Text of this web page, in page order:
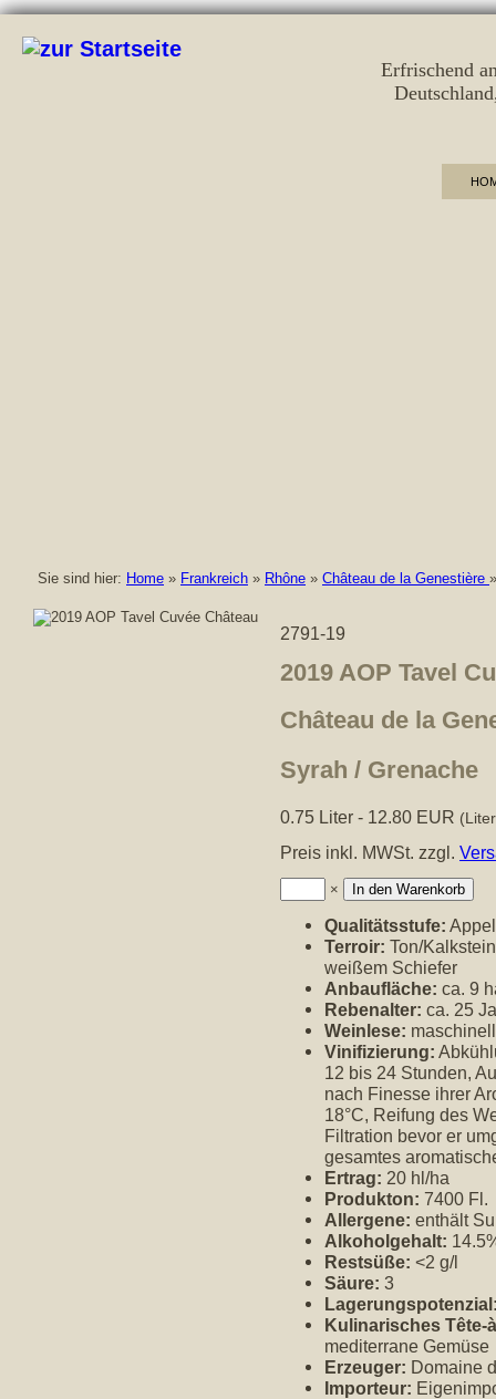
Erfrischend
Deutschland
Sie sind hier: Home » Frankreich » Rhône » Château de la Genestière
2791-19
2019 AOP Tavel
Château de la
Syrah / Grenache
0.75 Liter - 12.80 EUR
Preis inkl. MWSt. zzgl.
Anzahl: ×
Qualitätsstufe:
Terroir: Ton/
weißem Schiefer
Anbaufläche: ca. 9
Rebenalter: ca. 25
Weinlese: maschinell
Vinifizierung:
12 bis 24 Stunden,
nach Finesse ihrer
18°C, Reifung des
Filtration bevor er
gesamtes
Ertrag: 20 hl/ha
Produkton: 7400 Fl.
Allergene: enthält
Alkoholgehalt:
Restsüße: <2 g/l
Säure: 3
Kulinarisches Tête-
mediterrane Gemüse
Erzeuger: Domaine
Importeur: